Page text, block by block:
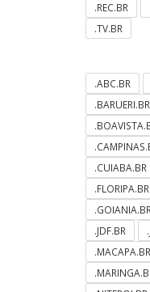
.REC.BR
.TV.BR
.ABC.BR
.BARUERI.BR
.CUIABA.BR
.FLORIPA.BR
.GOIANIA.BR
.JDF.BR
.MACAPA.BR